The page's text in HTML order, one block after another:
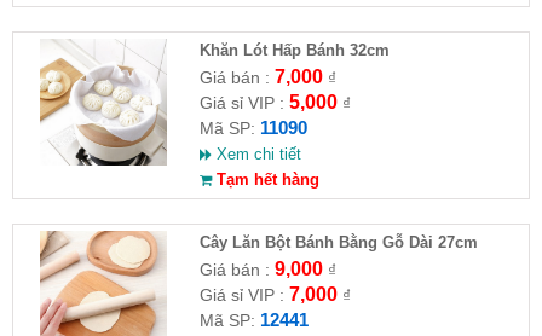
Khăn Lót Hấp Bánh 32cm
Giá bán : 7,000₫
Giá sỉ VIP : 5,000₫
Mã SP: 11090
Xem chi tiết
Tạm hết hàng
Cây Lăn Bột Bánh Bằng Gỗ Dài 27cm
Giá bán : 9,000₫
Giá sỉ VIP : 7,000₫
Mã SP: 12441